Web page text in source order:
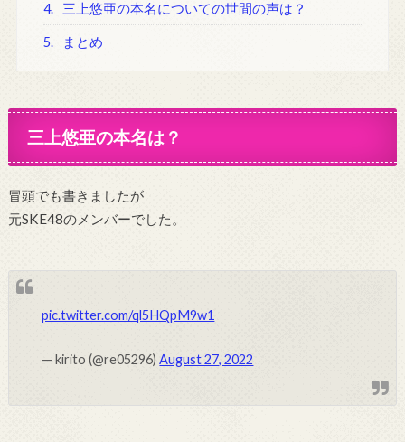
4. 三上悠亜の本名についての世間の声は？
5. まとめ
三上悠亜の本名は？
冒頭でも書きましたが
元SKE48のメンバーでした。
pic.twitter.com/ql5HQpM9w1
— kirito (@re05296)August 27, 2022